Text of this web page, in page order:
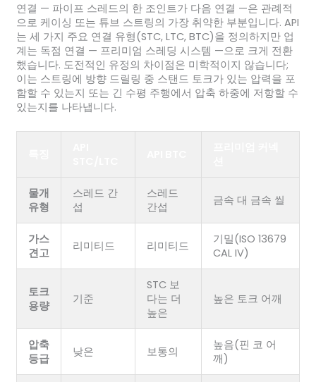
연결 — 파이프 스레드의 한 조인트가 다음 연결 —은 관례적
으로 케이싱 또는 튜브 스트링의 가장 취약한 부분입니다. API
는 세 가지 주요 연결 유형(STC, LTC, BTC)을 정의하지만 업
계는 독점 연결 — 프리미엄 스레딩 시스템 —으로 크게 전환
했습니다. 도전적인 유정의 차이점은 미학적이지 않습니다;
이는 스트링에 방향 드릴링 중 스탠드 토크가 있는 압력을 포
함할 수 있는지 또는 긴 수평 주행에서 압축 하중에 저항할 수
있는지를 나타냅니다.
물개
유형
스레드 간
섭
스레드
간섭
금속 대 금속 씰
가스
견고
리미티드 리미티드
기밀(ISO 13679
CAL IV)
토크
용량
기준
STC 보
다는 더
높은
높은 토크 어깨
압축
등급
낮은 보통의
높음(핀 코 어
깨)